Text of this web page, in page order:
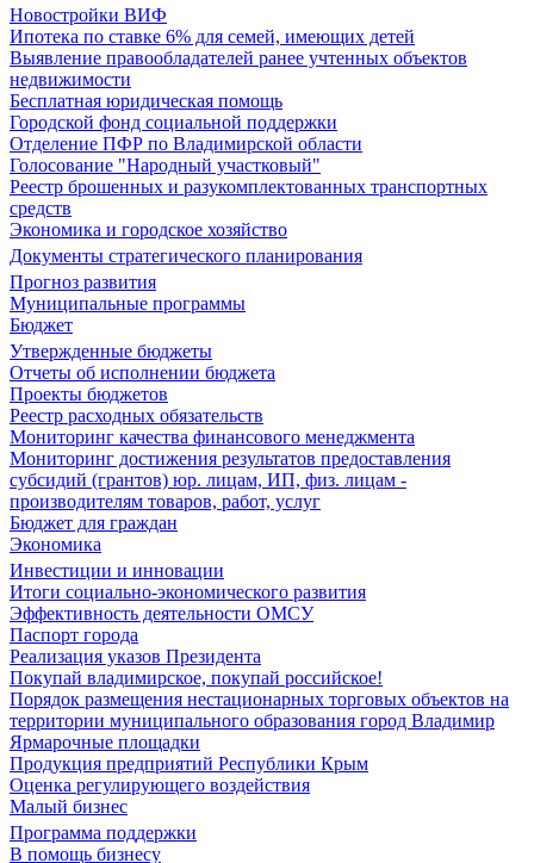
Новостройки ВИФ
Ипотека по ставке 6% для семей, имеющих детей
Выявление правообладателей ранее учтенных объектов
недвижимости
Бесплатная юридическая помощь
Городской фонд социальной поддержки
Отделение ПФР по Владимирской области
Голосование "Народный участковый"
Реестр брошенных и разукомплектованных транспортных
средств
Экономика и городское хозяйство
Документы стратегического планирования
Прогноз развития
Муниципальные программы
Бюджет
Утвержденные бюджеты
Отчеты об исполнении бюджета
Проекты бюджетов
Реестр расходных обязательств
Мониторинг качества финансового менеджмента
Мониторинг достижения результатов предоставления
субсидий (грантов) юр. лицам, ИП, физ. лицам -
производителям товаров, работ, услуг
Бюджет для граждан
Экономика
Инвестиции и инновации
Итоги социально-экономического развития
Эффективность деятельности ОМСУ
Паспорт города
Реализация указов Президента
Покупай владимирское, покупай российское!
Порядок размещения нестационарных торговых объектов на
территории муниципального образования город Владимир
Ярмарочные площадки
Продукция предприятий Республики Крым
Оценка регулирующего воздействия
Малый бизнес
Программа поддержки
В помощь бизнесу